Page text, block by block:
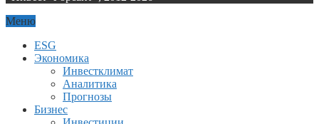
Меню
ESG
Экономика
Инвестклимат
Аналитика
Прогнозы
Бизнес